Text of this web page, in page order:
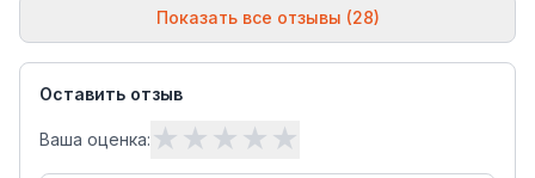
Показать все отзывы (28)
Оставить отзыв
Ваша оценка: ★ ★ ★ ★ ★